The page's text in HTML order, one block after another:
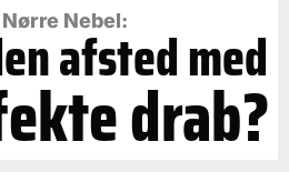
Nebel:
afsted med
drab?